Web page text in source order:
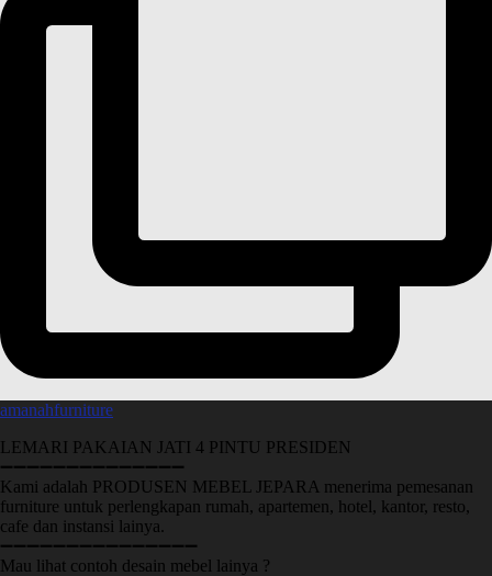
amanahfurniture
LEMARI PAKAIAN JATI 4 PINTU PRESIDEN
➖➖➖➖➖➖➖➖➖➖➖➖➖➖
Kami adalah PRODUSEN MEBEL JEPARA menerima pemesanan
furniture untuk perlengkapan rumah, apartemen, hotel, kantor, resto,
cafe dan instansi lainya.
➖➖➖➖➖➖➖➖➖➖➖➖➖➖➖
Mau lihat contoh desain mebel lainya ?